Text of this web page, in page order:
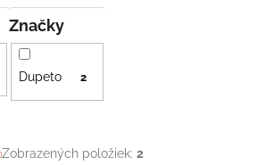
Značky
Dupeto 2
Zobrazených položiek: 2